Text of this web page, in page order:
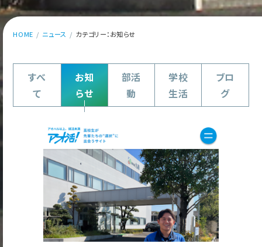
HOME ニュース カテゴリー：お知らせ
すべ
て
お知
らせ
部活
動
学校
生活
ブロ
グ